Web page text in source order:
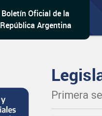
Boletín Oficial de la
República Argentina
Primera